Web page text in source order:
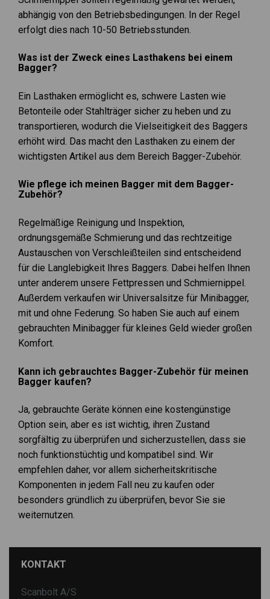
abhängig von den Betriebsbedingungen. In der Regel
erfolgt dies nach 10-50 Betriebsstunden.
Was ist der Zweck eines Lasthakens bei einem
Bagger?
Ein Lasthaken ermöglicht es, schwere Lasten wie
Betonteile oder Stahlträger sicher zu heben und zu
transportieren, wodurch die Vielseitigkeit des Baggers
erhöht wird. Das macht den Lasthaken zu einem der
wichtigsten Artikel aus dem Bereich Bagger-Zubehör.
Wie pflege ich meinen Bagger mit dem Bagger-
Zubehör?
Regelmäßige Reinigung und Inspektion,
ordnungsgemäße Schmierung und das rechtzeitige
Austauschen von Verschleißteilen sind entscheidend
für die Langlebigkeit Ihres Baggers. Dabei helfen Ihnen
unter anderem unsere Fettpressen und Schmiernippel.
Außerdem verkaufen wir Universalsitze für Minibagger,
mit und ohne Federung. So haben Sie auch auf einem
gebrauchten Minibagger für kleines Geld wieder großen
Komfort.
Kann ich gebrauchtes Bagger-Zubehör für meinen
Bagger kaufen?
Ja, gebrauchte Geräte können eine kostengünstige
Option sein, aber es ist wichtig, ihren Zustand
sorgfältig zu überprüfen und sicherzustellen, dass sie
noch funktionstüchtig und kompatibel sind. Wir
empfehlen daher, vor allem sicherheitskritische
Komponenten in jedem Fall neu zu kaufen oder
besonders gründlich zu überprüfen, bevor Sie sie
weiternutzen.
KONTAKT
Scanbolt A/S